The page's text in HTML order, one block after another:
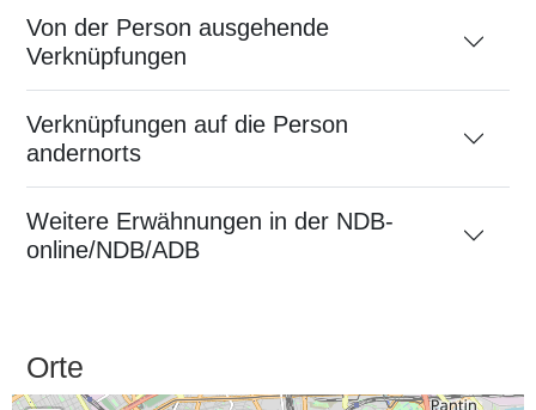
Von der Person ausgehende
Verknüpfungen
Verknüpfungen auf die Person
andernorts
Weitere Erwähnungen in der NDB-
online/NDB/ADB
Orte